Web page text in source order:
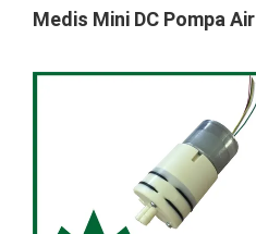
Medis Mini DC Pompa Air